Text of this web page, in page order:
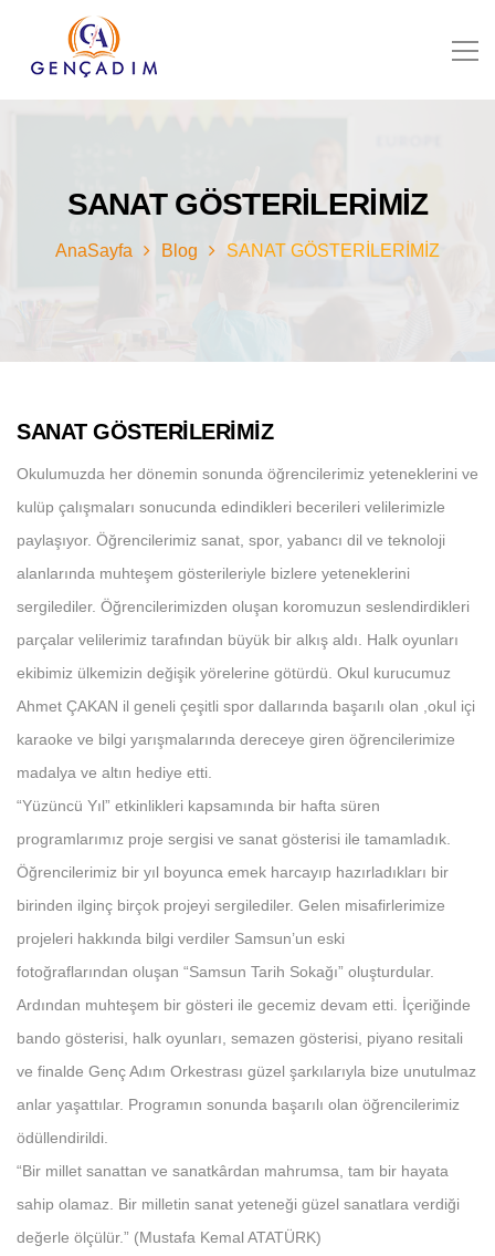
SANAT GÖSTERİLERİMİZ
AnaSayfa Blog SANAT GÖSTERİLERİMİZ
SANAT GÖSTERİLERİMİZ
Okulumuzda her dönemin sonunda öğrencilerimiz yeteneklerini ve
kulüp çalışmaları sonucunda edindikleri becerileri velilerimizle
paylaşıyor. Öğrencilerimiz sanat, spor, yabancı dil ve teknoloji
alanlarında muhteşem gösterileriyle bizlere yeteneklerini
sergilediler. Öğrencilerimizden oluşan koromuzun seslendirdikleri
parçalar velilerimiz tarafından büyük bir alkış aldı. Halk oyunları
ekibimiz ülkemizin değişik yörelerine götürdü. Okul kurucumuz
Ahmet ÇAKAN il geneli çeşitli spor dallarında başarılı olan ,okul içi
karaoke ve bilgi yarışmalarında dereceye giren öğrencilerimize
madalya ve altın hediye etti.
“Yüzüncü Yıl” etkinlikleri kapsamında bir hafta süren
programlarımız proje sergisi ve sanat gösterisi ile tamamladık.
Öğrencilerimiz bir yıl boyunca emek harcayıp hazırladıkları bir
birinden ilginç birçok projeyi sergilediler. Gelen misafirlerimize
projeleri hakkında bilgi verdiler Samsun’un eski
fotoğraflarından oluşan “Samsun Tarih Sokağı” oluşturdular.
Ardından muhteşem bir gösteri ile gecemiz devam etti. İçeriğinde
bando gösterisi, halk oyunları, semazen gösterisi, piyano resitali
ve finalde Genç Adım Orkestrası güzel şarkılarıyla bize unutulmaz
anlar yaşattılar. Programın sonunda başarılı olan öğrencilerimiz
ödüllendirildi.
“Bir millet sanattan ve sanatkârdan mahrumsa, tam bir hayata
sahip olamaz. Bir milletin sanat yeteneği güzel sanatlara verdiği
değerle ölçülür.” (Mustafa Kemal ATATÜRK)